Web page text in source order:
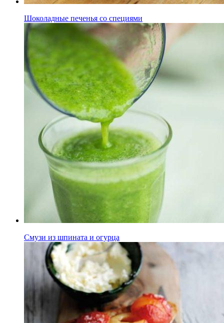
Шоколадные печенья со специями
Смузи из шпината и огурца